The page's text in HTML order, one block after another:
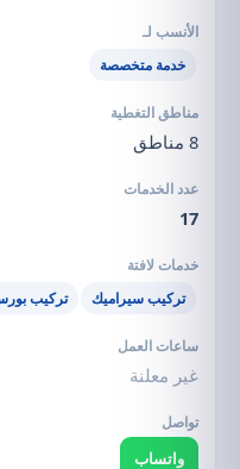
خدمة متخصصة
8 مناطق
17
تركيب سيراميك تركيب
غير معلنة
واتساب